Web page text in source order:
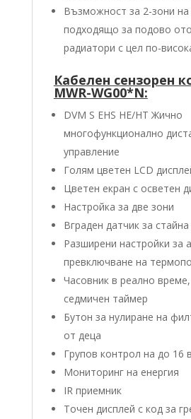
Възможност за 2-зони на
подходящо за подово
радиатори с цел по-
Кабелен сензорен
MWR-WG00*N:
DVM S EHS HE/HT Жично
многофункционално
управление
Голям цветен LCD
Цветен екран с oсветен
Настройка за две зони
Вграден датчик за
Разширени настройки за
превключване на
Часовник в реално
седмичен таймер
Бутон за нулиране на
от деца
Групов контрол на до 16
Мониторинг на енергия
IR приемник
Точен дисплей с код за